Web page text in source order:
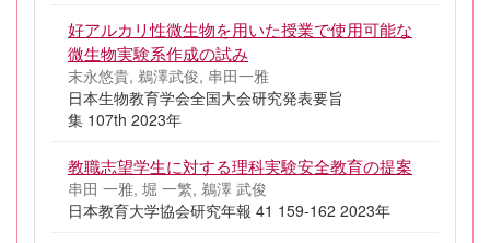
好アルカリ性微生物を用いた授業で使用可能な
微生物実験系作成の試み
末永悠貴, 鵜澤武俊, 串田一雅
日本生物教育学会全国大会研究発表要旨
集 107th 2023年
教職志望学生に対する理科実験安全教育の提案
串田 一雅, 堀 一繁, 鵜澤 武俊
日本教育大学協会研究年報 41 159-162 2023年